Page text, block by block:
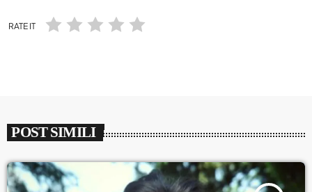
RATE IT
POST SIMILI